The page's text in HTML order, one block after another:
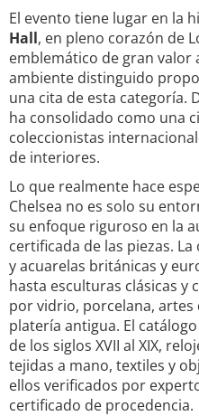
El evento tiene lugar en la
Hall, en pleno corazón de
emblemático de gran
ambiente distinguido
una cita de esta categoría.
ha consolidado como una
coleccionistas
de interiores.
Lo que realmente hace
Chelsea no es solo su
su enfoque riguroso en la
certificada de las piezas.
y acuarelas británicas y
hasta esculturas clásicas y
por vidrio, porcelana, artes
platería antigua. El
de los siglos XVII al XIX,
tejidas a mano, textiles y
ellos verificados por
certificado de procedencia.